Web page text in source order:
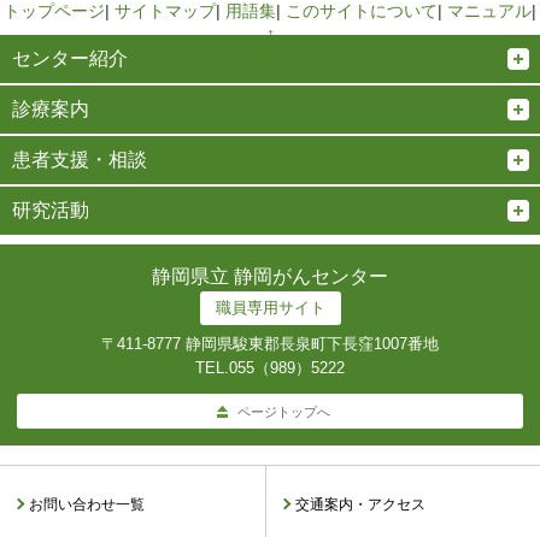
トップページ| サイトマップ| 用語集| このサイトについて| マニュアル|
↑
センター紹介
診療案内
患者支援・相談
研究活動
静岡県立 静岡がんセンター
職員専用サイト
〒411-8777 静岡県駿東郡長泉町下長窪1007番地
TEL.055（989）5222
ページトップへ
お問い合わせ一覧 交通案内・アクセス